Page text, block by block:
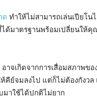
ด ทำให้ไม่สามารถเล่นเปียโน
ด้มาตรฐานพร้อมเปลี่ยนให้คุ
อาจเกิดจากการเสื่อมสภาพข
คีย์จมลงไป แต่ก็ไม่ต้องกังวล
มาใช้ได้ปกติไม่ยาก